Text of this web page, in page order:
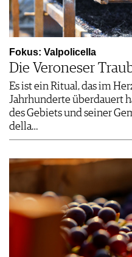
Fokus: Valpolicella
Die Veroneser
Es ist ein Ritual, das im
Jahrhunderte überdauert
des Gebiets und seiner
della…